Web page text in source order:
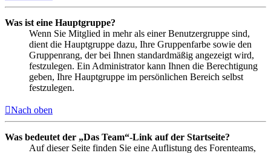
Was ist eine Hauptgruppe?
Wenn Sie Mitglied in mehr als einer Benutzergruppe sind,
dient die Hauptgruppe dazu, Ihre Gruppenfarbe sowie den
Gruppenrang, der bei Ihnen standardmäßig angezeigt wird,
festzulegen. Ein Administrator kann Ihnen die Berechtigung
geben, Ihre Hauptgruppe im persönlichen Bereich selbst
festzulegen.
Nach oben
Was bedeutet der „Das Team“-Link auf der Startseite?
Auf dieser Seite finden Sie eine Auflistung des Forenteams,